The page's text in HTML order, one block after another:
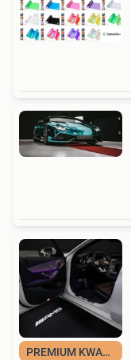
PREMIUM KWALITEIT